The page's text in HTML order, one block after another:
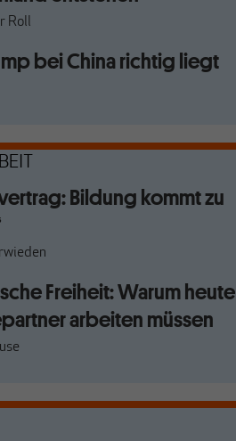
Roll
bei China richtig liegt
Bildung kommt zu
Freiheit: Warum heute
arbeiten müssen